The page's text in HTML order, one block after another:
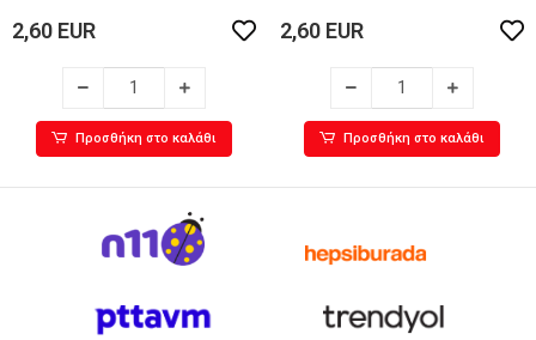
2,60 EUR
Προσθήκη στο καλάθι
2,60 EUR
Προσθήκη στο καλάθι